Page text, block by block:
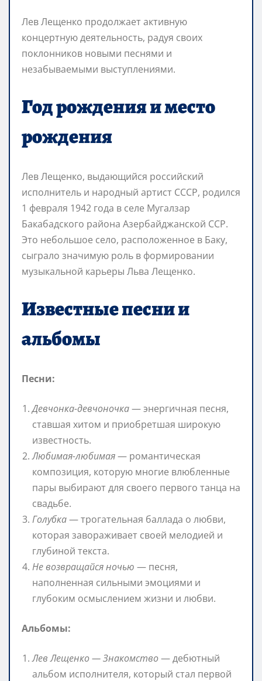
Лев Лещенко продолжает активную
концертную деятельность, радуя своих
поклонников новыми песнями и
незабываемыми выступлениями.
Год рождения и место
рождения
Лев Лещенко, выдающийся российский
исполнитель и народный артист СССР, родился
1 февраля 1942 года в селе Мугалзар
Бакабадского района Азербайджанской ССР.
Это небольшое село, расположенное в Баку,
сыграло значимую роль в формировании
музыкальной карьеры Льва Лещенко.
Известные песни и
альбомы
Песни:
Девчонка-девчоночка— энергичная песня,
ставшая хитом и приобретшая широкую
известность.
Любимая-любимая— романтическая
композиция, которую многие влюбленные
пары выбирают для своего первого танца на
свадьбе.
Голубка— трогательная баллада о любви,
которая завораживает своей мелодией и
глубиной текста.
Не возвращайся ночью — песня,
наполненная сильными эмоциями и
глубоким осмыслением жизни и любви.
Альбомы:
Лев Лещенко — Знакомство— дебютный
альбом исполнителя, который стал первой